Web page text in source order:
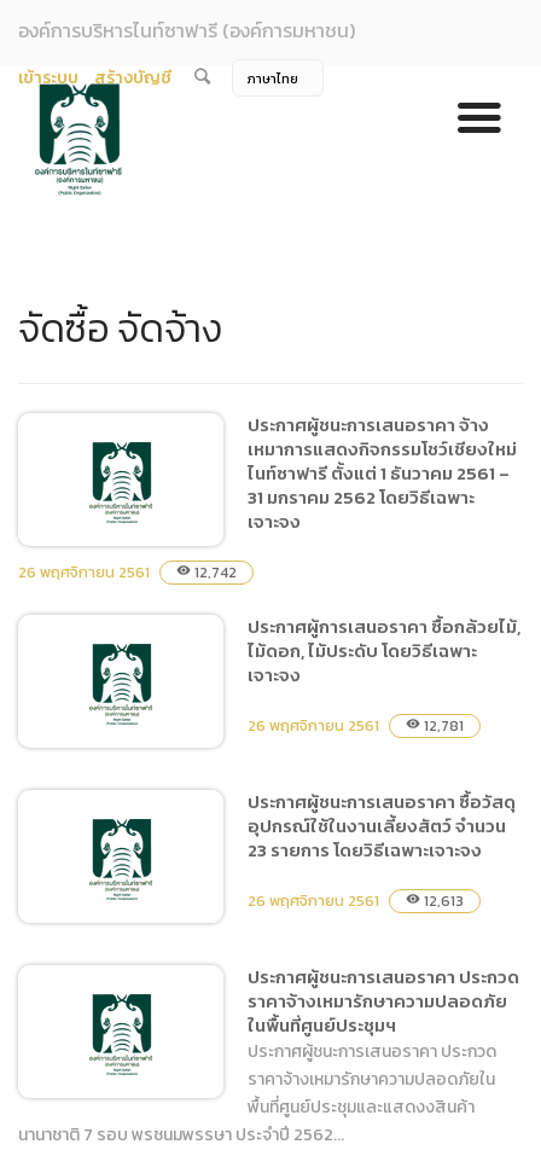
องค์การบริหารไนท์ซาฟารี (องค์การมหาชน)
เข้าระบบ สร้างบัญชี
จัดซื้อ จัดจ้าง
จ้างเหมาการแสดงกิจกรรม
โชว์เชียงใหม่ไนท์ซาฟารี
ตั้งแต่ 1 ธันวาคม 2561 – 31
มกราคม 2562 โดยวิธีเฉพาะ
ประกาศผู้ชนะการเสนอราคา จ้าง
เหมาการแสดงกิจกรรมโชว์เชียงใหม่
ไนท์ซาฟารี ตั้งแต่ 1 ธันวาคม 2561 –
31 มกราคม 2562 โดยวิธีเฉพาะ
เจาะจง
26 พฤศจิกายน 2561 visibility 12,742
ประกาศผู้การเสนอราคา ซื้อ
กล้วยไม้, ไม้ดอก, ไม้ประดับ
โดยวิธีเฉพาะเจาะจง
ประกาศผู้การเสนอราคา ซื้อกล้วยไม้,
ไม้ดอก, ไม้ประดับ โดยวิธีเฉพาะ
เจาะจง
26 พฤศจิกายน 2561 visibility 12,781
ประกาศผู้ชนะการเสนอราคา
ซื้อวัสดุอุปกรณ์ใช้ในงานเลี้ยง
สัตว์ จำนวน 23 รายการ โดย
วิธีเฉพาะเจาะจง
ประกาศผู้ชนะการเสนอราคา ซื้อวัสดุ
อุปกรณ์ใช้ในงานเลี้ยงสัตว์ จำนวน
23 รายการ โดยวิธีเฉพาะเจาะจง
26 พฤศจิกายน 2561 visibility 12,613
ประกาศผู้ชนะการเสนอราคา ประกวด
ราคาจ้างเหมารักษาความปลอดภัย
ในพื้นที่ศูนย์ประชุมฯ
ประกาศผู้ชนะการเสนอราคา ประกวด
ราคาจ้างเหมารักษาความปลอดภัยใน
พื้นที่ศูนย์ประชุมและแสดงงสินค้า
นานาชาติ 7 รอบ พรชนมพรรษา ประจำปี 2562...